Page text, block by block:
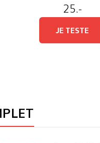
25.-
JE TESTE